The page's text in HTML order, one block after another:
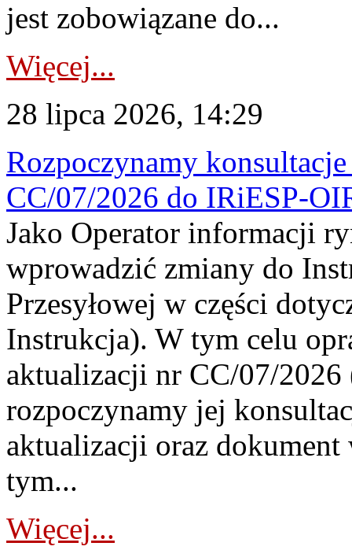
jest zobowiązane do...
Więcej...
28 lipca 2026, 14:29
Rozpoczynamy
CC/07/2026 do IRiESP-
Jako Operator informacji
wprowadzić zmiany do
Przesyłowej w części
Instrukcja). W tym celu
aktualizacji nr CC/07/
rozpoczynamy jej
aktualizacji oraz
tym...
Więcej...